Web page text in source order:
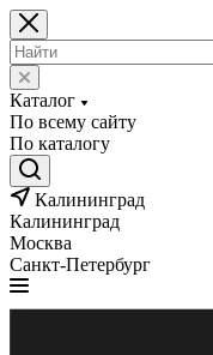
Каталог
По всему сайту
По каталогу
Калининград
Калининград
Москва
Санкт-Петербург